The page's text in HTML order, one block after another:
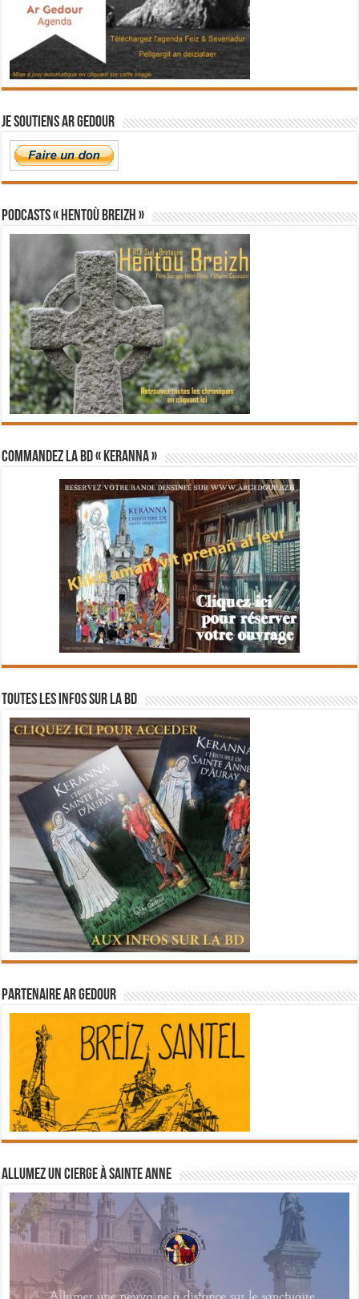
Je soutiens Ar Gedour
PODCASTS « Hentoù Breizh »
Commandez la BD « Keranna »
Toutes les infos sur la BD
Partenaire Ar Gedour
Allumez un cierge à Sainte Anne